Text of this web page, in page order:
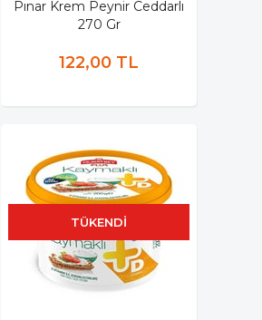
Pınar Krem Peynir Ceddarlı
270 Gr
122,00 TL
TÜKENDI